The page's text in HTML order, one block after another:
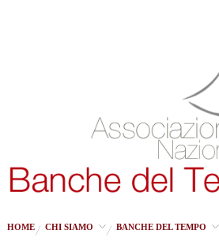
HOME CHI SIAMO BANCHE DEL TEMPO